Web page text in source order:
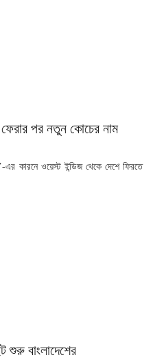
ফেরার পর নতুন কোচের নাম
এর কারনে ওয়েস্ট ইন্ডিজ থেকে দেশে ফিরতে
শুরু বাংলাদেশের